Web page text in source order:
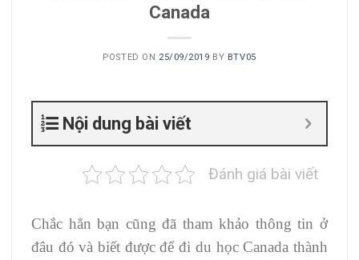
Canada
POSTED ON 25/09/2019 BY BTV05
Nội dung bài viết
Đánh giá bài viết
Chắc hẳn bạn cũng đã tham khảo thông tin ở
đâu đó và biết được để đi du học Canada thành